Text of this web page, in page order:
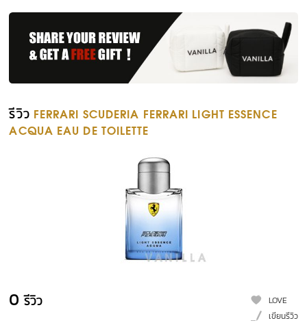
รีวิว FERRARI SCUDERIA FERRARI LIGHT ESSENCE
ACQUA EAU DE TOILETTE
0 รีวิว
LOVE
เขียนรีวิว